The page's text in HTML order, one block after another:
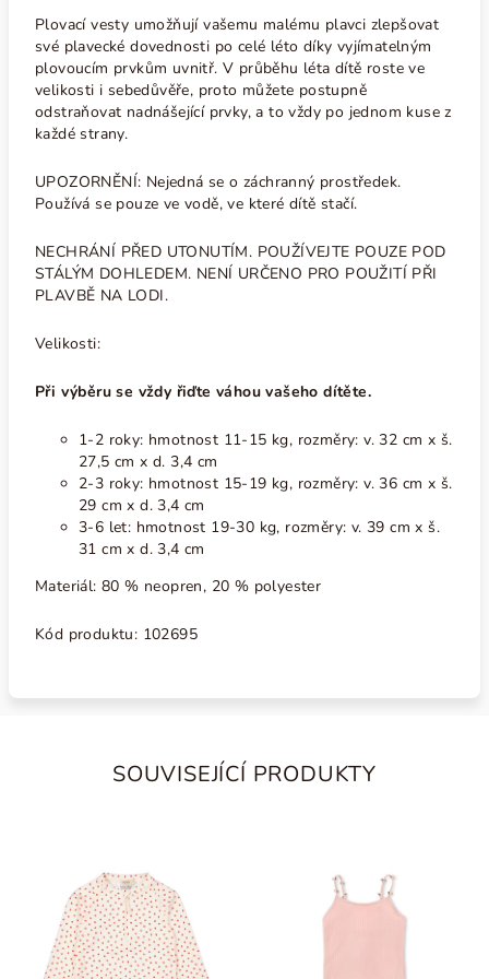
Plovací vesty umožňují vašemu malému plavci zlepšovat
své plavecké dovednosti po celé léto díky vyjímatelným
plovoucím prvkům uvnitř. V průběhu léta dítě roste ve
velikosti i sebedůvěře, proto můžete postupně
odstraňovat nadnášející prvky, a to vždy po jednom kuse z
každé strany.
UPOZORNĚNÍ: Nejedná se o záchranný prostředek.
Používá se pouze ve vodě, ve které dítě stačí.
NECHRÁNÍ PŘED UTONUTÍM. POUŽÍVEJTE POUZE POD
STÁLÝM DOHLEDEM. NENÍ URČENO PRO POUŽITÍ PŘI
PLAVBĚ NA LODI.
Velikosti:
Při výběru se vždy řiďte váhou vašeho dítěte.
1-2 roky: hmotnost 11-15 kg, rozměry: v. 32 cm x š.
27,5 cm x d. 3,4 cm
2-3 roky: hmotnost 15-19 kg, rozměry: v. 36 cm x š.
29 cm x d. 3,4 cm
3-6 let: hmotnost 19-30 kg, rozměry: v. 39 cm x š.
31 cm x d. 3,4 cm
Materiál: 80 % neopren, 20 % polyester
Kód produktu: 102695
SOUVISEJÍCÍ PRODUKTY